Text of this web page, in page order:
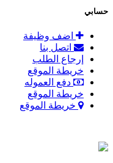
حسابي
اضف وظيفة
اتصل بنا
إرجاع الطلب
خريطة الموقع
دفع العموله
خريطة الموقع
خريطة الموقع